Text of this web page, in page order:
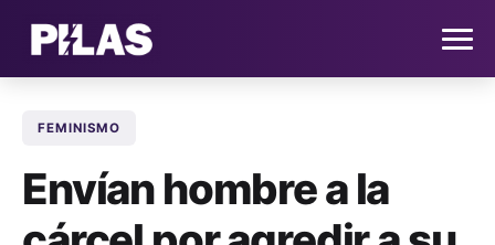
NOTICIAS
FEMINISMO
Envían hombre a la